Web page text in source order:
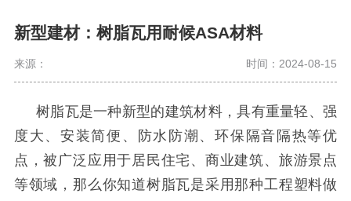
新型建材：树脂瓦用耐候ASA材料
来源： 时间：2024-08-15
树脂瓦是一种新型的建筑材料，具有重量轻、强
度大、安装简便、防水防潮、环保隔音隔热等优
点，被广泛应用于居民住宅、商业建筑、旅游景点
等领域，那么你知道树脂瓦是采用那种工程塑料做